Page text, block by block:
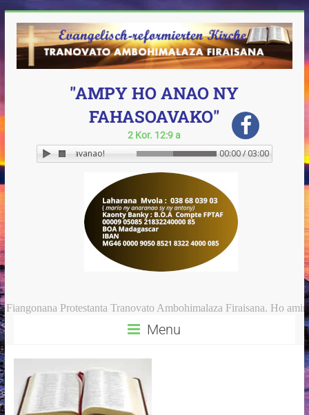
"AMPY HO ANAO NY
FAHASOAVAKO"
2 Kor. 12:9 a
Ampy ho anay ny Fahasoavanao! 00:00 / 03:00
Tranovato Ambohimalaza Firaisana. Ho aminao anie ny
Menu